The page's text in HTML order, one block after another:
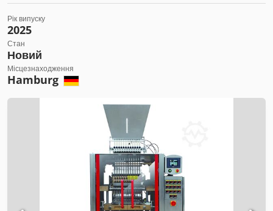
Рік випуску
2025
Стан
Новий
Місцезнаходження
Hamburg